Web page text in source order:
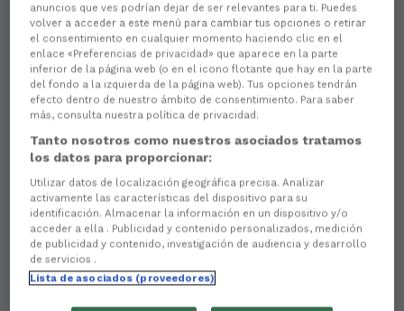
Aún no hay reacciones. ¡Sé el primero!
El Racing Club Ferrol fue uno de los homenajeados
por Diario de Ferrol en la gala con la que este
medio de comunicación festejó sus 25 años de
vida. El presidente del club, Manuel Ansede, recogió
de manos del regidor de la Diputación da Coruña,
Valentín González Formoso, el
ferrolana más destacada del último año.
La ceremonia, que se celebró el miércoles en el
teatro Jofre, contó con la presencia de destacadas
personalidades de la vida política autonómica y local,
como el presidente y vicepresidente de la Xunta de
Galicia, Alfonso Rueda y Diego Calvo,
anuncios que ves podrían dejar de ser relevantes para ti. Puedes
volver a acceder a este menú para cambiar tus opciones o retirar
el consentimiento en cualquier momento haciendo clic en el
enlace «Preferencias de privacidad» que aparece en la parte
inferior de la página web (o en el icono flotante que hay en la parte
del fondo a la izquierda de la página web). Tus opciones tendrán
efecto dentro de nuestro ámbito de consentimiento. Para saber
más, consulta nuestra política de privacidad.
Tanto nosotros como nuestros asociados tratamos
los datos para proporcionar:
Utilizar datos de localización geográfica precisa. Analizar
activamente las características del dispositivo para su
identificación. Almacenar la información en un dispositivo y/o
acceder a ella . Publicidad y contenido personalizados, medición
de publicidad y contenido, investigación de audiencia y desarrollo
de servicios .
Lista de asociados (proveedores)